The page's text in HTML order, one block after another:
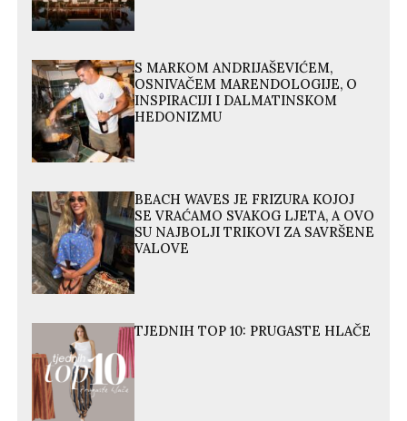
S MARKOM ANDRIJAŠEVIĆEM,
OSNIVAČEM MARENDOLOGIJE, O
INSPIRACIJI I DALMATINSKOM
HEDONIZMU
BEACH WAVES JE FRIZURA KOJOJ
SE VRAĆAMO SVAKOG LJETA, A OVO
SU NAJBOLJI TRIKOVI ZA SAVRŠENE
VALOVE
TJEDNIH TOP 10: PRUGASTE HLAČE